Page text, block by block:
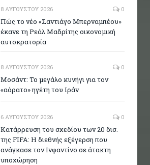
8 ΑΥΓΟΎΣΤΟΥ 2026 0
Πώς το νέο «Σαντιάγο Μπερναμπέου»
έκανε τη Ρεάλ Μαδρίτης οικονομική
αυτοκρατορία
8 ΑΥΓΟΎΣΤΟΥ 2026 0
Μοσάντ: Το μεγάλο κυνήγι για τον
«αόρατο» ηγέτη του Ιράν
6 ΑΥΓΟΎΣΤΟΥ 2026 0
Κατάρρευση του σχεδίου των 20 δισ.
της FIFA: Η διεθνής εξέγερση που
ανάγκασε τον Ινφαντίνο σε άτακτη
υποχώρηση